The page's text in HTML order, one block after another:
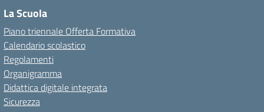
La Scuola
Piano triennale Offerta Formativa
Calendario scolastico
Regolamenti
Organigramma
Didattica digitale integrata
Sicurezza